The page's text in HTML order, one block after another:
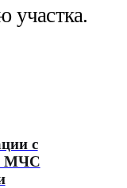
участка.
с
МЧС